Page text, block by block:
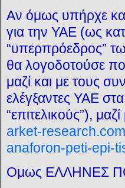
Αν όμως υπήρχε
για την ΥΑΕ (ως
“υπερπρόεδρος”
θα λογοδοτούσε
μαζί και με τους
ελέγξαντες ΥΑΕ
“επιτελικούς”),
arket-
anaforon-peti-epi-
Ομως ΕΛΛΗΝΕΣ